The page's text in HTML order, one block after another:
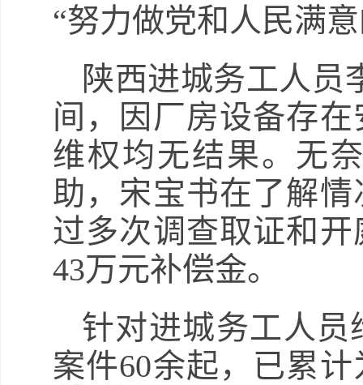
“努力做党和人民满
陕西进城务工人员
间，因厂房设备存
维权均无结果。无
助，宋宝书在了解
过多次调查取证和
43万元补偿金。
针对进城务工人
案件60余起，已累